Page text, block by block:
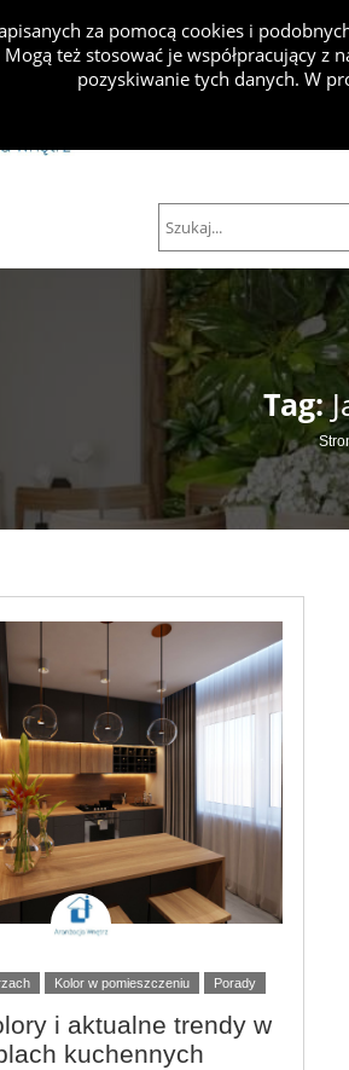
Projekty
Tag:
Kolor w pomieszczeniu Porady
i aktualne trendy w
kuchennych
za pomocą cookies i
też stosować je współpracujący
pozyskiwanie tych danych. W